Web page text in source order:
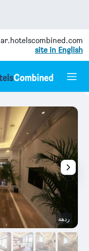
ar.hotelscombined.com
site in English
ردهة